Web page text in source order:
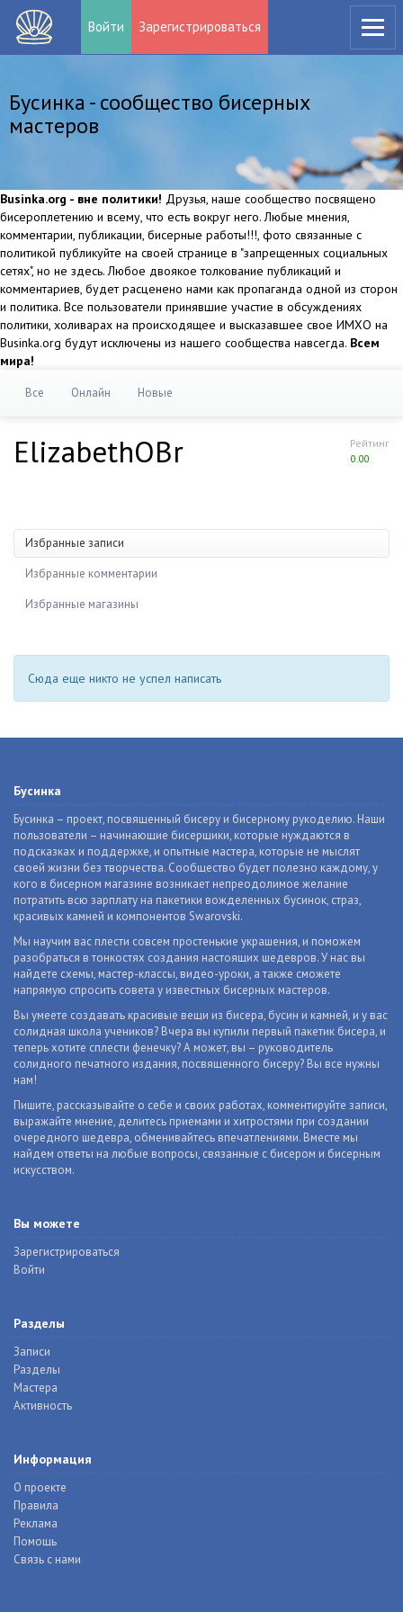
Войти Зарегистрироваться
Бусинка - сообщество бисерных
мастеров
Businka.org - вне политики! Друзья, наше сообщество посвящено
бисероплетению и всему, что есть вокруг него. Любые мнения,
комментарии, публикации, бисерные работы!!!, фото связанные с
политикой публикуйте на своей странице в "запрещенных социальных
сетях", но не здесь. Любое двоякое толкование публикаций и
комментариев, будет расценено нами как пропаганда одной из сторон
и политика. Все пользователи принявшие участие в обсуждениях
политики, холиварах на происходящее и высказавшее свое ИМХО на
Businka.org будут исключены из нашего сообщества навсегда. Всем
мира!
Все Онлайн Новые
Рейтинг
0.00
ElizabethOBr
Избранные записи
Избранные комментарии
Избранные магазины
Сюда еще никто не успел написать
Бусинка
Бусинка – проект, посвященный бисеру и бисерному рукоделию. Наши
пользователи – начинающие бисерщики, которые нуждаются в
подсказках и поддержке, и опытные мастера, которые не мыслят
своей жизни без творчества. Сообщество будет полезно каждому, у
кого в бисерном магазине возникает непреодолимое желание
потратить всю зарплату на пакетики вожделенных бусинок, страз,
красивых камней и компонентов Swarovski.
Мы научим вас плести совсем простенькие украшения, и поможем
разобраться в тонкостях создания настоящих шедевров. У нас вы
найдете схемы, мастер-классы, видео-уроки, а также сможете
напрямую спросить совета у известных бисерных мастеров.
Вы умеете создавать красивые вещи из бисера, бусин и камней, и у вас
солидная школа учеников? Вчера вы купили первый пакетик бисера, и
теперь хотите сплести фенечку? А может, вы – руководитель
солидного печатного издания, посвященного бисеру? Вы все нужны
нам!
Пишите, рассказывайте о себе и своих работах, комментируйте записи,
выражайте мнение, делитесь приемами и хитростями при создании
очередного шедевра, обменивайтесь впечатлениями. Вместе мы
найдем ответы на любые вопросы, связанные с бисером и бисерным
искусством.
Вы можете
Зарегистрироваться
Войти
Разделы
Записи
Разделы
Мастера
Активность
Информация
О проекте
Правила
Реклама
Помощь
Связь с нами